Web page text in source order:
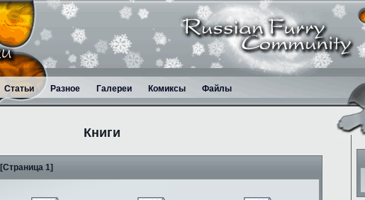
Статьи Разное Галереи Комиксы Файлы
Книги
1]